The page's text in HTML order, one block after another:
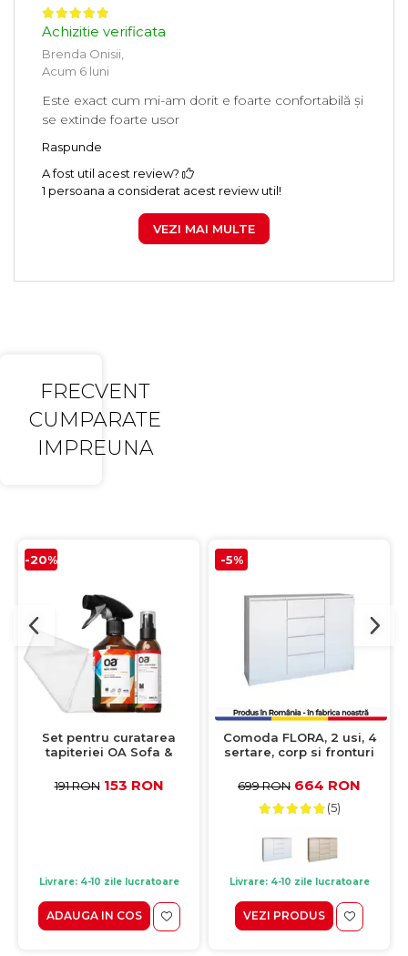
Achizitie verificata
Brenda Onisii,
Acum 6 luni
Este exact cum mi-am dorit e foarte confortabilă și
se extinde foarte usor
Raspunde
A fost util acest review?
1 persoana a considerat acest review util!
VEZI MAI MULTE
FRECVENT
CUMPARATE
IMPREUNA
-20%
Set pentru curatarea
tapiteriei OA Sofa &
Laveta din microfibra
191 RON 153 RON
Livrare: 4-10 zile lucratoare
ADAUGA IN COS
-5%
Comoda FLORA, 2 usi, 4
sertare, corp si fronturi
699 RON 664 RON
(5)
Livrare: 4-10 zile lucratoare
VEZI PRODUS